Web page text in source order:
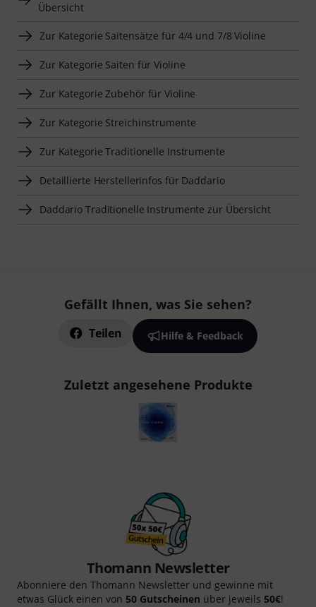
Übersicht
Zur Kategorie Saitensätze für 4/4 und 7/8 Violine
Zur Kategorie Saiten für Violine
Zur Kategorie Zubehör für Violine
Zur Kategorie Streichinstrumente
Zur Kategorie Traditionelle Instrumente
Detaillierte Herstellerinfos für Daddario
Daddario Traditionelle Instrumente zur Übersicht
Gefällt Ihnen, was Sie sehen?
Teilen Hilfe & Feedback
Zuletzt angesehene Produkte
Thomann Newsletter
Abonniere den Thomann Newsletter und gewinne mit
etwas Glück einen von 50 Gutscheinen über jeweils 50€!